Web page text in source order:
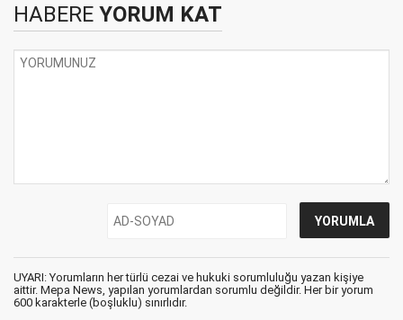
HABERE YORUM KAT
UYARI: Yorumların her türlü cezai ve hukuki sorumluluğu yazan kişiye
aittir. Mepa News, yapılan yorumlardan sorumlu değildir. Her bir yorum
600 karakterle (boşluklu) sınırlıdır.